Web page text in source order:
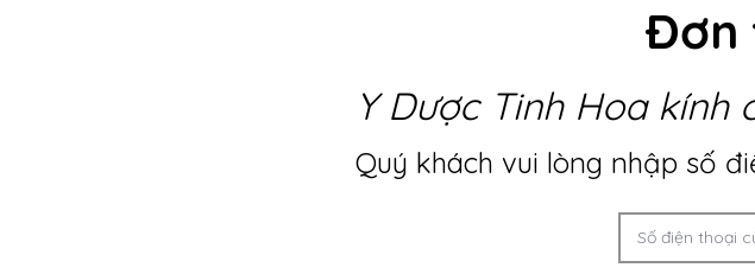
Đơn
Y Dược Tinh Hoa kính
Quý khách vui lòng nhập số